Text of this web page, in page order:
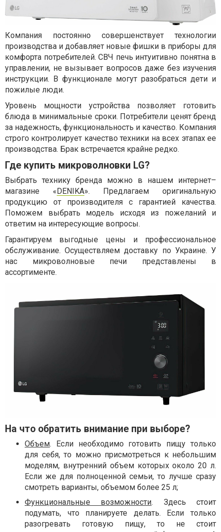
Компания постоянно совершенствует технологии
производства и добавляет новые фишки в приборы для
комфорта потребителей. СВЧ печь интуитивно понятна в
управлении, не вызывает вопросов даже без изучения
инструкции. В функционале могут разобраться дети и
пожилые люди.
Уровень мощности устройства позволяет готовить
блюда в минимальные сроки. Потребители ценят бренд
за надежность, функциональность и качество. Компания
строго контролирует качество техники на всех этапах ее
производства. Брак встречается крайне редко.
Где купить микроволновки LG?
Выбрать технику бренда можно в нашем интернет–
магазине «DENIKA». Предлагаем оригинальную
продукцию от производителя с гарантией качества.
Поможем выбрать модель исходя из пожеланий и
ответим на интересующие вопросы.
Гарантируем выгодные цены и профессиональное
обслуживание. Осуществляем доставку по Украине. У
нас микроволновые печи представлены в
ассортименте.
На что обратить внимание при выборе?
Объем. Если необходимо готовить пищу только
для себя, то можно присмотреться к небольшим
моделям, внутренний объем которых около 20 л.
Если же для полноценной семьи, то лучше сразу
смотреть варианты, объемом более 25 л;
Функциональные возможности. Здесь стоит
подумать, что планируете делать. Если только
разогревать готовую пищу, то не стоит